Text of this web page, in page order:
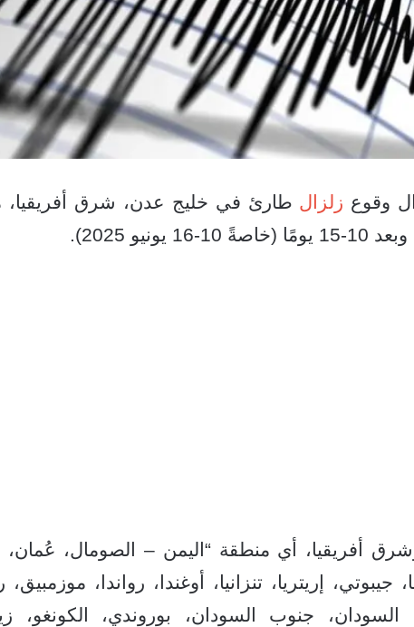
وقوع زلزال طارئ في خليج عدن، شرق أفريقيا،
أفريقيا، أي منطقة “اليمن – الصومال، عُمان،
جيبوتي، إريتريا، تنزانيا، أوغندا، رواندا، موزمبيق،
جنوب السودان، بوروندي، الكونغو،